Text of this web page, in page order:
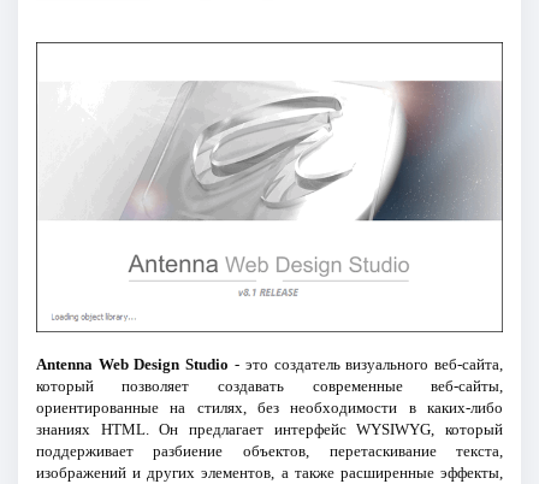
Antenna Web Design Studio - это создатель визуального веб-сайта,
который позволяет создавать современные веб-сайты,
ориентированные на стилях, без необходимости в каких-либо
знаниях HTML. Он предлагает интерфейс WYSIWYG, который
поддерживает разбиение объектов, перетаскивание текста,
изображений и других элементов, а также расширенные эффекты,